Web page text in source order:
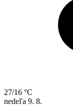
27/16 °C
nedeľa 9. 8.